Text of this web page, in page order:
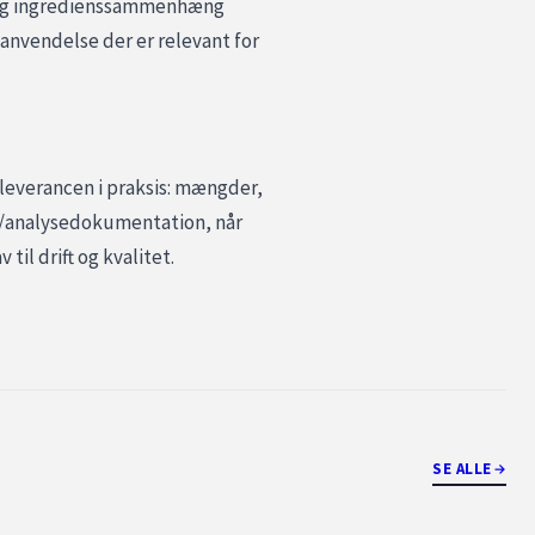
ingredienssammenhæng
der er relevant for
i praksis: mængder,
når
til drift og kvalitet.
SE ALLE